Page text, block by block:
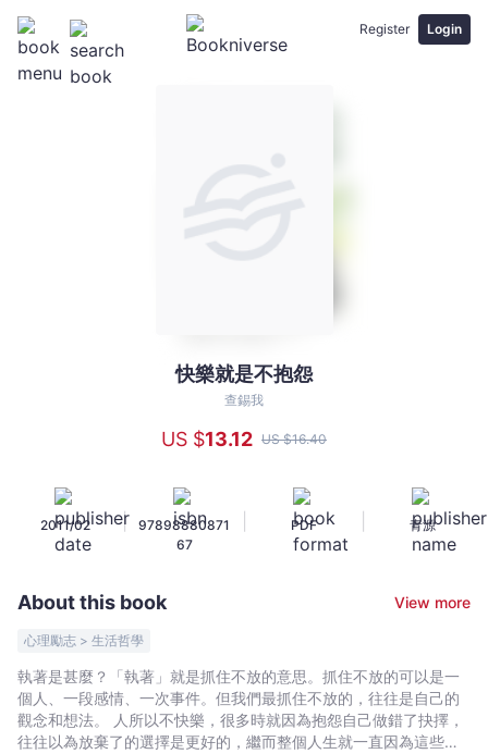
Register Login
錫
我
Bookniverse
快樂就是不抱怨
查錫我
US $13.12 US $16.40
2011/02 |
97898880871
67
PDF 青源
About this book View more
心理勵志 > 生活哲學
執著是甚麼？「執著」就是抓住不放的意思。抓住不放的可以是一
個人、一段感情、一次事件。但我們最抓住不放的，往往是自己的
觀念和想法。 人所以不快樂，很多時就因為抱怨自己做錯了抉擇，
往往以為放棄了的選擇是更好的，繼而整個人生就一直因為這些貪